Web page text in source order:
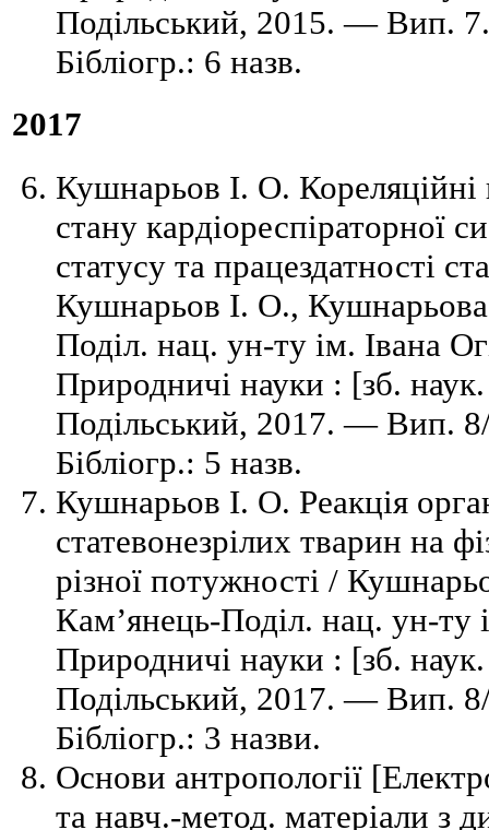
Подільський, 2015. — Вип.
Бібліогр.: 6 назв.
2017
Кушнарьов І. О. Кореляційні
стану кардіореспіраторної
статусу та працездатності
Кушнарьов І. О.,
Поділ. нац. ун-ту ім. Івана
Природничі науки : [зб.
Подільський, 2017. — Вип.
Бібліогр.: 5 назв.
Кушнарьов І. О. Реакція
статевонезрілих тварин на
різної потужності /
Кам’янець-Поділ. нац. ун-ту
Природничі науки : [зб.
Подільський, 2017. — Вип.
Бібліогр.: 3 назви.
Основи антропології
та навч.-метод. матеріали з